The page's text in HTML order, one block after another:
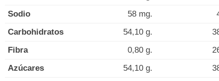
Sodio
58 mg.
Carbohidratos
54,10 g.
Fibra
0,80 g.
Azúcares
54,10 g.